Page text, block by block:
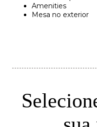
Amenities
Mesa no exterior